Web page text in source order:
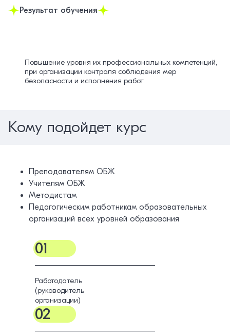
Результат обучения
Повышение уровня их профессиональных компетенций,
при организации контроля соблюдения мер
безопасности и исполнения работ
Кому подойдет курс
Преподавателям ОБЖ
Учителям ОБЖ
Методистам
Педагогическим работникам образовательных
организаций всех уровней образования
01
Работодатель
(руководитель
организации)
02